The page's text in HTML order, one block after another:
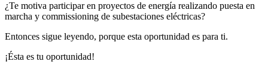
¿Te motiva participar en proyectos de energía realizando puesta en
marcha y commissioning de subestaciones eléctricas?
Entonces sigue leyendo, porque esta oportunidad es para ti.
¡Ésta es tu oportunidad!